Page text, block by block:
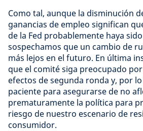
Como tal, aunque la disminución
ganancias de empleo significan
de la Fed probablemente haya
sospechamos que un cambio de
más lejos en el futuro. En última
que el comité siga preocupado
efectos de segunda ronda y, por
paciente para asegurarse de no
prematuramente la política para
riesgo de nuestro escenario de
consumidor.